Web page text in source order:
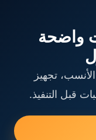
واضحة
تجهيز
قبل التنفيذ.